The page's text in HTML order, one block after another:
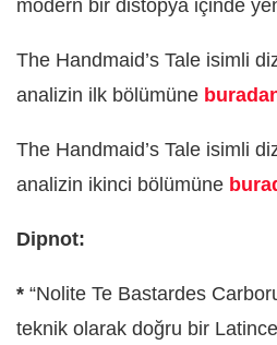
modern bir distopya içinde
The Handmaid’s Tale isimli
analizin ilk bölümüne
The Handmaid’s Tale isimli
analizin ikinci bölümüne
Dipnot:
* “Nolite Te Bastardes
teknik olarak doğru bir